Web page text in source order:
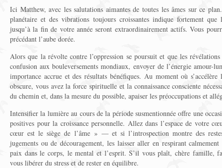
Ici Matthew, avec les salutations aimantes de toutes les âmes sur ce
planétaire et des vibrations toujours croissantes indique fortement que
jusqu’à la fin de votre année seront extraordinairement actifs. Vous
précédant l’aube dorée.
Alors que la révolte contre l’oppression se poursuit et que les
confusion aux bouleversements mondiaux, envoyer de l’énergie amour-
importance accrue et des résultats bénéfiques. Au moment où
obscure, vous avez la force spirituelle et la connaissance consciente
du chemin et, dans la mesure du possible, apaiser les préoccupations et
Intensifier la lumière au cours de la période susmentionnée offre une
positives pour la croissance personnelle. Allez dans l’espace de
cœur est le siège de l’âme » — et si l’introspection montre des
jugements ou de découragement, les laisser aller en respirant
paix dans le corps, le mental et l’esprit. S’il vous plaît, chère famille,
vous libérer du stress et de rester en équilibre.